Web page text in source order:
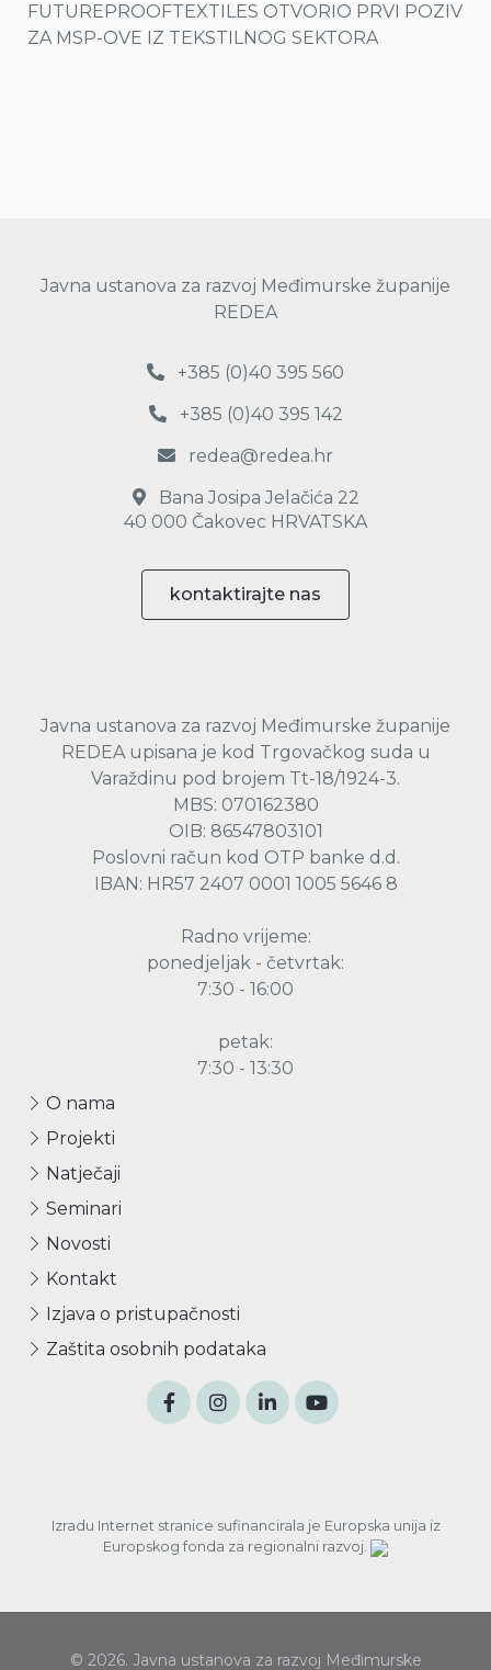
FUTUREPROOFTEXTILES OTVORIO PRVI POZIV
ZA MSP-OVE IZ TEKSTILNOG SEKTORA
Javna ustanova za razvoj Međimurske županije
REDEA
+385 (0)40 395 560
+385 (0)40 395 142
redea@redea.hr
Bana Josipa Jelačića 22
40 000 Čakovec HRVATSKA
kontaktirajte nas
Javna ustanova za razvoj Međimurske županije
REDEA upisana je kod Trgovačkog suda u
Varaždinu pod brojem Tt-18/1924-3.
MBS: 070162380
OIB: 86547803101
Poslovni račun kod OTP banke d.d.
IBAN: HR57 2407 0001 1005 5646 8
Radno vrijeme:
ponedjeljak - četvrtak:
7:30 - 16:00
petak:
7:30 - 13:30
O nama
Projekti
Natječaji
Seminari
Novosti
Kontakt
Izjava o pristupačnosti
Zaštita osobnih podataka
Izradu Internet stranice sufinancirala je Europska unija iz
Europskog fonda za regionalni razvoj.
© 2026. Javna ustanova za razvoj Međimurske